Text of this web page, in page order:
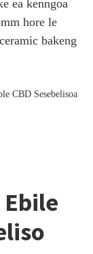
ea kenngoa
hore le
bakeng
Ebile